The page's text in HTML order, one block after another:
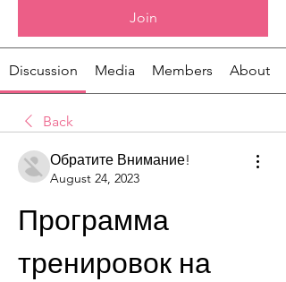
Join
Discussion Media Members About
Back
Обратите Внимание!
August 24, 2023
Программа
тренировок на